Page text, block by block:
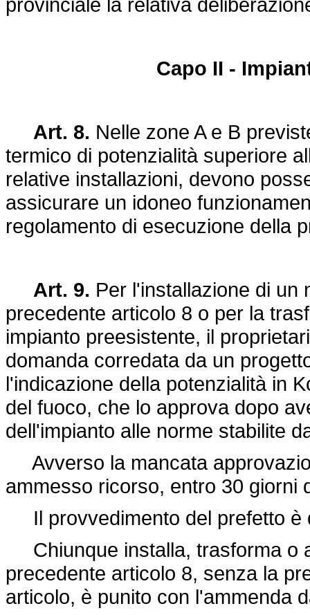
Capo II -
Art. 8. Nelle zone A e B
termico di potenzialità superiore
relative installazioni, devono
assicurare un idoneo
regolamento di esecuzione della
Art. 9. Per l'installazione di un
precedente articolo 8 o per la
impianto preesistente, il
domanda corredata da un
l'indicazione della potenzialità in
del fuoco, che lo approva dopo
dell'impianto alle norme stabilite
Avverso la mancata
ammesso ricorso, entro 30 giorni
Il provvedimento del prefetto è
Chiunque installa, trasforma o
precedente articolo 8, senza la
articolo, è punito con l'ammenda